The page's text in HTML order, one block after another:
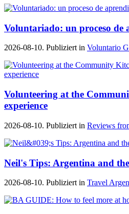
Voluntariado: un proceso de
2026-08-10. Publiziert in Voluntario
Volunteering at the
experience
2026-08-10. Publiziert in Reviews
Neil's Tips: Argentina and
2026-08-10. Publiziert in Travel